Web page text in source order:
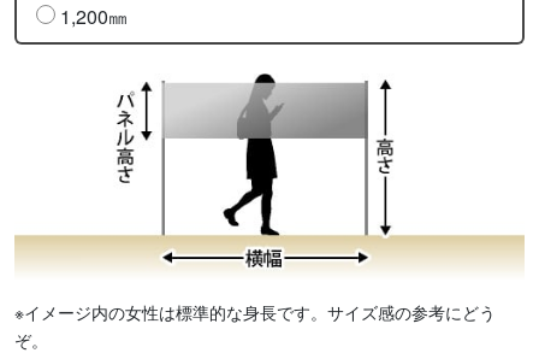
※イメージ内の女性は標準的な身長です。サイズ感の参考にどう
ぞ。
1,200㎜